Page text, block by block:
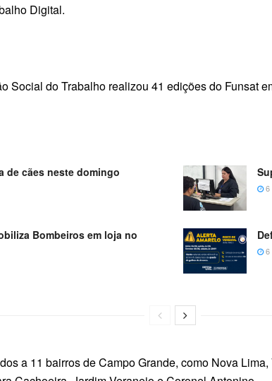
Digital.
Social do Trabalho realizou 41 edições do Funsat
de cães neste domingo
6
Bombeiros em loja no
6
a 11 bairros de Campo Grande, como Nova